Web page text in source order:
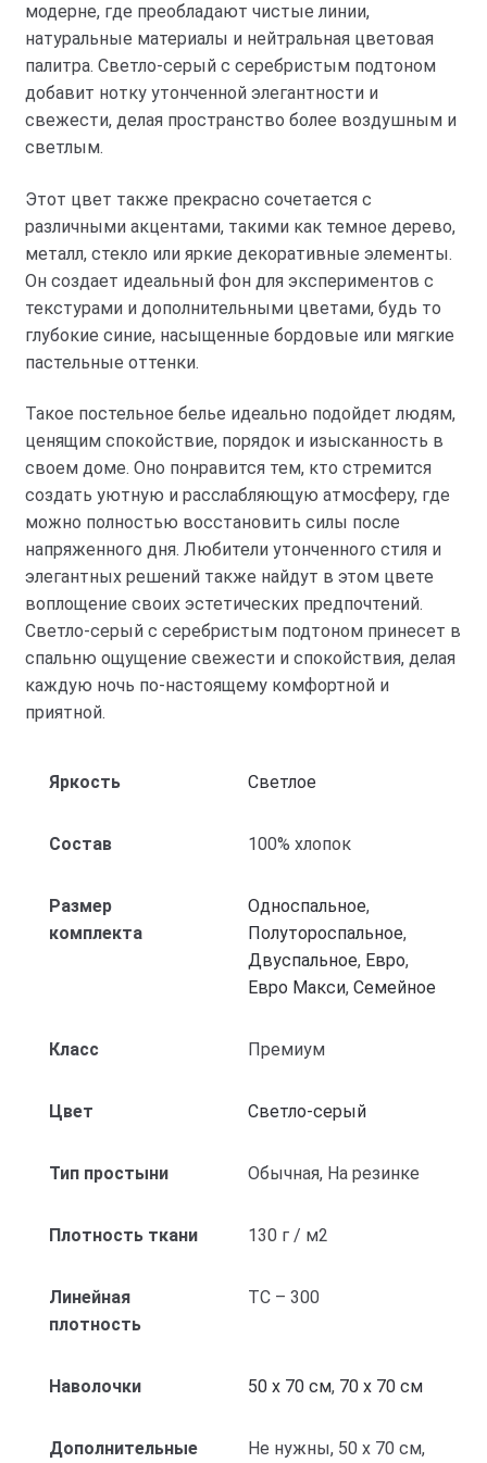
модерне, где преобладают чистые линии,
натуральные материалы и нейтральная цветовая
палитра. Светло-серый с серебристым подтоном
добавит нотку утонченной элегантности и
свежести, делая пространство более воздушным и
светлым.
Этот цвет также прекрасно сочетается с
различными акцентами, такими как темное дерево,
металл, стекло или яркие декоративные элементы.
Он создает идеальный фон для экспериментов с
текстурами и дополнительными цветами, будь то
глубокие синие, насыщенные бордовые или мягкие
пастельные оттенки.
Такое постельное белье идеально подойдет людям,
ценящим спокойствие, порядок и изысканность в
своем доме. Оно понравится тем, кто стремится
создать уютную и расслабляющую атмосферу, где
можно полностью восстановить силы после
напряженного дня. Любители утонченного стиля и
элегантных решений также найдут в этом цвете
воплощение своих эстетических предпочтений.
Светло-серый с серебристым подтоном принесет в
спальню ощущение свежести и спокойствия, делая
каждую ночь по-настоящему комфортной и
приятной.
Яркость Светлое
Состав 100% хлопок
Размер
комплекта
Односпальное,
Полутороспальное,
Двуспальное, Евро,
Евро Макси,Семейное
Класс Премиум
Цвет Светло-серый
Тип простыни Обычная, На резинке
Плотность ткани 130 г / м2
Линейная
плотность
ТС – 300
Наволочки 50 x 70 см, 70 x 70 см
Дополнительные
Не нужны, 50 x 70 см,